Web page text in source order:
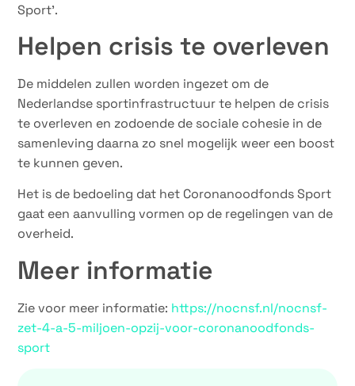
Sport’.
​Helpen crisis te overleven
De middelen zullen worden ingezet om de
Nederlandse sportinfrastructuur te helpen de crisis
te overleven en zodoende de sociale cohesie in de
samenleving daarna zo snel mogelijk weer een boost
te kunnen geven.
Het is de bedoeling dat het Coronanoodfonds Sport
gaat een aanvulling vormen op de regelingen van de
overheid.
Meer informatie
Zie voor meer informatie: https://nocnsf.nl/nocnsf-
zet-4-a-5-miljoen-opzij-voor-coronanoodfonds-
sport